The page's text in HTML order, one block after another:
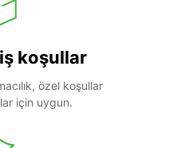
koşullar
özel koşullar
için uygun.